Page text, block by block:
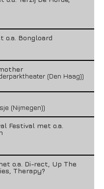
o.a. Bongloard
(Den Haag))
(Nijmegen))
Festival met o.a.
o.a. Di-rect, Up The
Therapy?